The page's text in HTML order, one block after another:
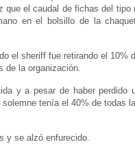
que el caudal de fichas del tipo
en el bolsillo de la
el sheriff fue retirando el 10%
de la organización.
y a pesar de haber perdido
tenía el 40% de todas
y se alzó enfurecido.